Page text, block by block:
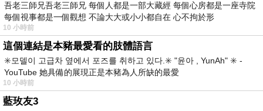
吾老三師兄吾老三師兄 每個人都是一部大藏經 每個心房都是一座寺院
每個視事都是一個觀想 不論大大或小小都自在 心不拘於形
10 小時前
這個連結是本豬最愛看的肢體語言
✳️모델이 고급차 옆에서 포즈를 취하고 있다.✳️ "윤아 , YunAh" ✳️ -
YouTube 她具備的展現正是本豬為人所缺的最愛
10 小時前
藍玫友3